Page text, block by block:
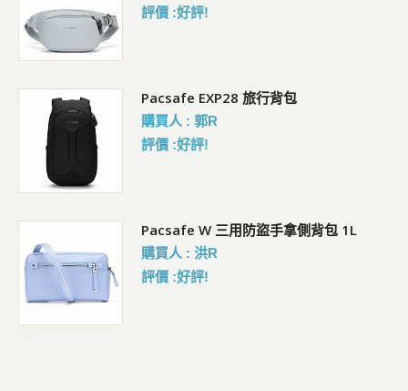
評價 :好評!
Pacsafe EXP28 旅行背包
購買人 : 郭R
評價 :好評!
Pacsafe W 三用防盜手拿側背包 1L
購買人 : 洪R
評價 :好評!